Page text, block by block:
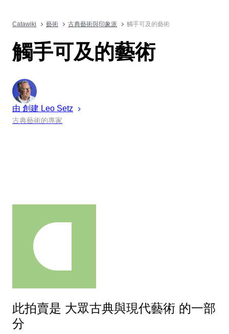
Catawiki 藝術 古典藝術與印象派 觸手可及的藝術
觸手可及的藝術
由 創建 Leo Setz
古典藝術的專家
此拍賣是 大眾古典與現代藝術 的一部
分